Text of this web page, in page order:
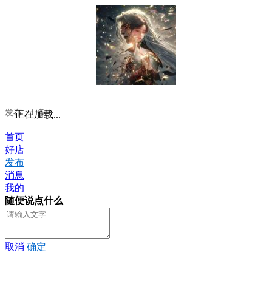
发布：1 条
正在加载...
首页
好店
发布
消息
我的
随便说点什么
取消 确定